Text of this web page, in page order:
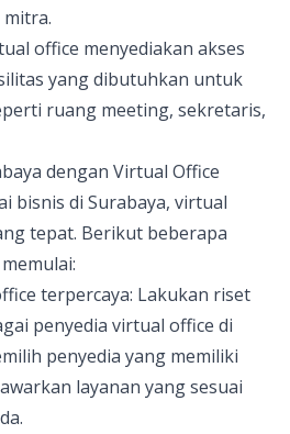
office menyediakan akses
yang dibutuhkan untuk
ruang meeting, sekretaris,
dengan Virtual Office
bisnis di Surabaya, virtual
tepat. Berikut beberapa
terpercaya: Lakukan riset
penyedia virtual office di
penyedia yang memiliki
layanan yang sesuai